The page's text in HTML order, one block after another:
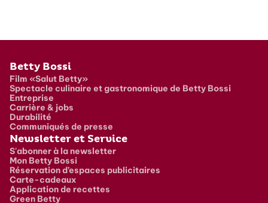
Pied de page
Betty Bossi
Film «Salut Betty»
Spectacle culinaire et gastronomique de Betty Bossi
Entreprise
Carrière & jobs
Durabilité
Communiqués de presse
Newsletter et Service
S'abonner à la newsletter
Mon Betty Bossi
Réservation d’espaces publicitaires
Carte-cadeaux
Application de recettes
Green Betty